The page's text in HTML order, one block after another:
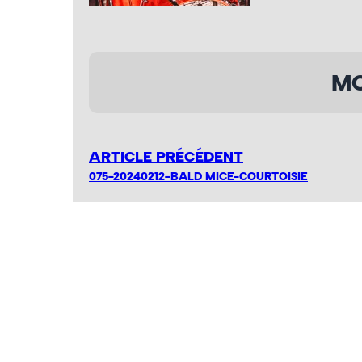
ARTICLE PRÉCÉDENT
075-20240212-BALD MICE-COURTOISIE